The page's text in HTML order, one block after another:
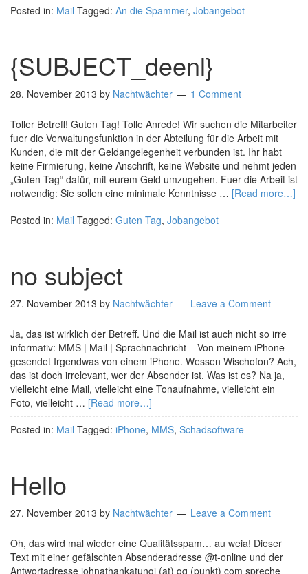
Posted in: Mail Tagged: An die Spammer, Jobangebot
{SUBJECT_deenl}
28. November 2013 by Nachtwächter 1 Comment
Toller Betreff! Guten Tag! Tolle Anrede! Wir suchen die Mitarbeiter
fuer die Verwaltungsfunktion in der Abteilung für die Arbeit mit
Kunden, die mit der Geldangelegenheit verbunden ist. Ihr habt
keine Firmierung, keine Anschrift, keine Website und nehmt jeden
„Guten Tag“ dafür, mit eurem Geld umzugehen. Fuer die Arbeit ist
notwendig: Sie sollen eine minimale Kenntnisse … [Read more…]
Posted in: Mail Tagged: Guten Tag, Jobangebot
no subject
27. November 2013 by Nachtwächter Leave a Comment
Ja, das ist wirklich der Betreff. Und die Mail ist auch nicht so irre
informativ: MMS | Mail | Sprachnachricht – Von meinem iPhone
gesendet Irgendwas von einem iPhone. Wessen Wischofon? Ach,
das ist doch irrelevant, wer der Absender ist. Was ist es? Na ja,
vielleicht eine Mail, vielleicht eine Tonaufnahme, vielleicht ein
Foto, vielleicht … [Read more…]
Posted in: Mail Tagged: iPhone, MMS, Schadsoftware
Hello
27. November 2013 by Nachtwächter Leave a Comment
Oh, das wird mal wieder eine Qualitätsspam… au weia! Dieser
Text mit einer gefälschten Absenderadresse @t-online und der
Antwortadresse johnathankatungi (at) qq (punkt) com spreche